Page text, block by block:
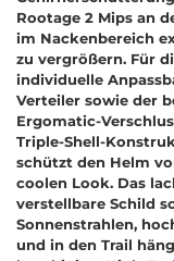
Rootage 2 Mips an
im Nackenbereich
zu vergrößern. Für
individuelle
Verteiler sowie der
Ergomatic-
Triple-Shell-
schützt den Helm
coolen Look. Das
verstellbare Schild
Sonnenstrahlen,
und in den Trail